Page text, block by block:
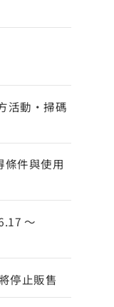
活動・掃碼
條件與使用
～
停止販售